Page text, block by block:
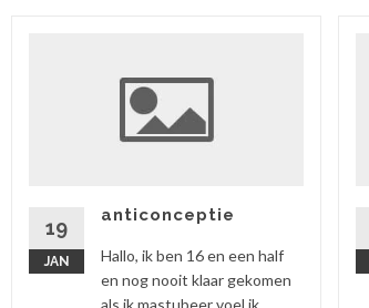
19
JAN
anticonceptie
Hallo, ik ben 16 en een half
en nog nooit klaar gekomen